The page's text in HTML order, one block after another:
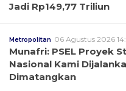
Jadi Rp149,77 Triliun
Metropolitan 06 Agustus 2026
Munafri: PSEL Proyek
Nasional Kami
Dimatangkan